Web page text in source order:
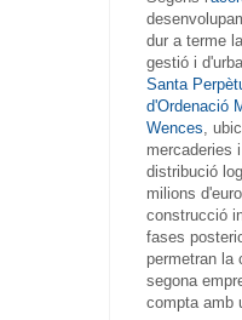
dur a terme
gestió i
Santa
d'Ordenació
Wences,
mercaderies
distribució
milions
construcció
fases
permetran la
segona
compta amb